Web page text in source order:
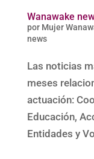
Wanawake
por Mujer
news
Las noticias
meses
actuación:
Educación,
Entidades y